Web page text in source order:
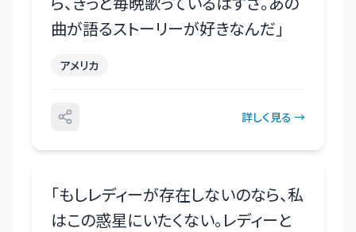
曲が語るストーリーが好きなんだ 」
アメリカ
詳しく見る →
「もしレディーが存在しないのなら、私
はこの惑星にいたくない。レディーと